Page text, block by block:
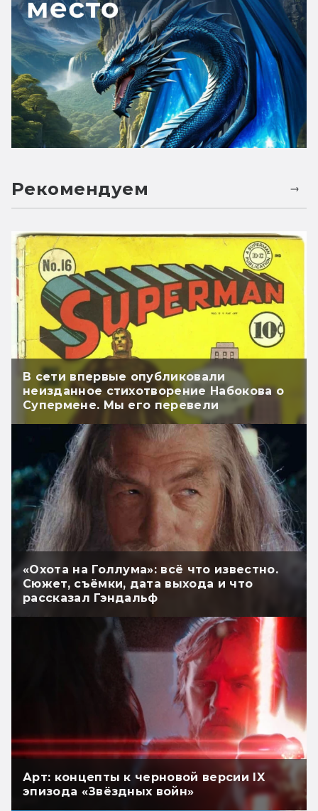
Рекомендуем
В сети впервые опубликовали
неизданное стихотворение Набокова о
Супермене. Мы его перевели
«Охота на Голлума»: всё что известно.
Сюжет, съёмки, дата выхода и что
рассказал Гэндальф
Арт: концепты к черновой версии IX
эпизода «Звёздных войн»